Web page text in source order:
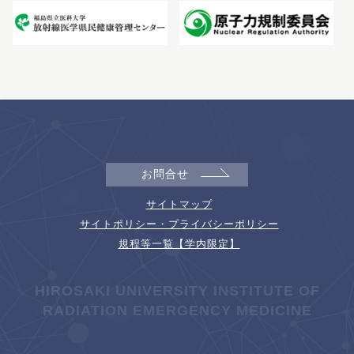
お問合せ
サイトマップ
サイトポリシー・プライバシーポリシー
規程等一覧【学内限定】
HIROSAKI UNIVERSITY INSTITUTE OF
RADIATION EMERGENCY MEDICINE